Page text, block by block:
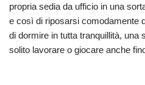
propria sedia da ufficio in una
e così di riposarsi comodamente
di dormire in tutta tranquillità, una
solito lavorare o giocare anche